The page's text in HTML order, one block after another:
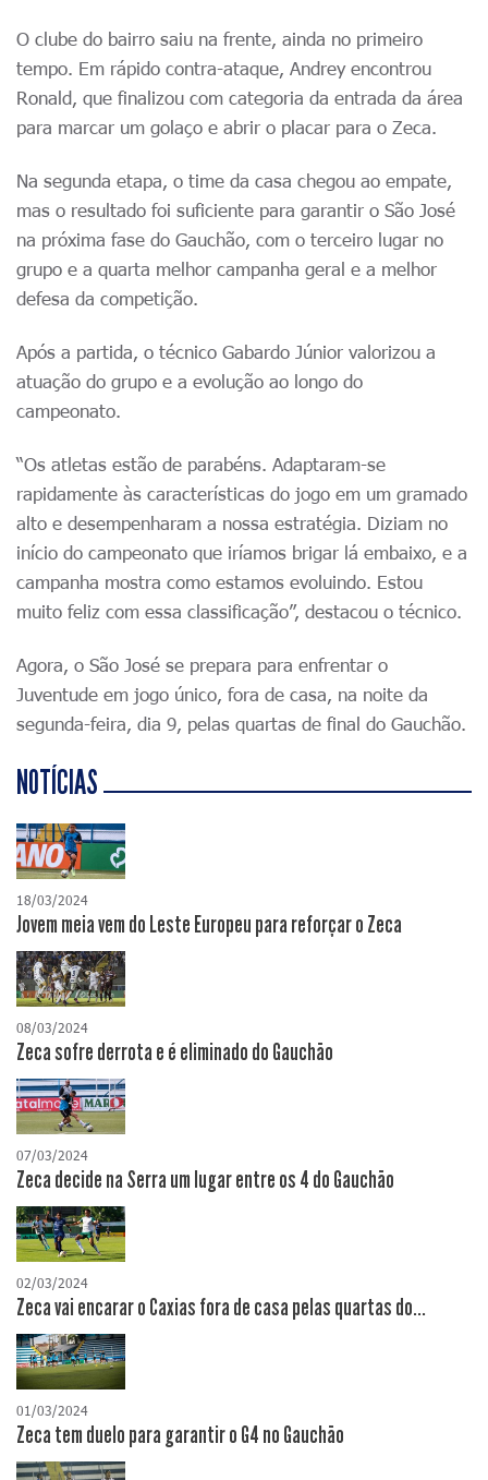
O clube do bairro saiu na frente, ainda no primeiro
tempo. Em rápido contra-ataque, Andrey encontrou
Ronald, que finalizou com categoria da entrada da área
para marcar um golaço e abrir o placar para o Zeca.
Na segunda etapa, o time da casa chegou ao empate,
mas o resultado foi suficiente para garantir o São José
na próxima fase do Gauchão, com o terceiro lugar no
grupo e a quarta melhor campanha geral e a melhor
defesa da competição.
Após a partida, o técnico Gabardo Júnior valorizou a
atuação do grupo e a evolução ao longo do
campeonato.
“Os atletas estão de parabéns. Adaptaram-se
rapidamente às características do jogo em um gramado
alto e desempenharam a nossa estratégia. Diziam no
início do campeonato que iríamos brigar lá embaixo, e a
campanha mostra como estamos evoluindo. Estou
muito feliz com essa classificação”, destacou o técnico.
Agora, o São José se prepara para enfrentar o
Juventude em jogo único, fora de casa, na noite da
segunda-feira, dia 9, pelas quartas de final do Gauchão.
NOTÍCIAS
18/03/2024
Jovem meia vem do Leste Europeu para reforçar o Zeca
08/03/2024
Zeca sofre derrota e é eliminado do Gauchão
07/03/2024
Zeca decide na Serra um lugar entre os 4 do Gauchão
02/03/2024
Zeca vai encarar o Caxias fora de casa pelas quartas do...
01/03/2024
Zeca tem duelo para garantir o G4 no Gauchão